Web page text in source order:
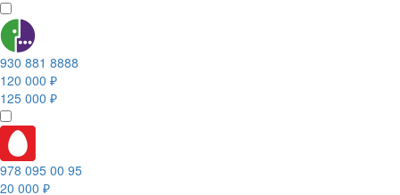
930 881 8888
120 000 ₽
125 000 ₽
978 095 00 95
20 000 ₽